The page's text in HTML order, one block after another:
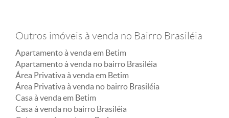
Outros imóveis à venda no Bairro Brasiléia
Apartamento à venda em Betim
Apartamento à venda no bairro Brasiléia
Área Privativa à venda em Betim
Área Privativa à venda no bairro Brasiléia
Casa à venda em Betim
Casa à venda no bairro Brasiléia